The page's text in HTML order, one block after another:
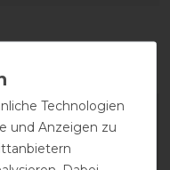
dich
-20%
Technologien
und Anzeigen zu